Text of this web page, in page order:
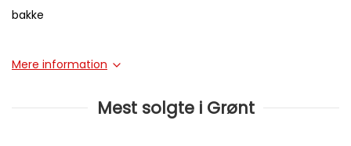
bakke
Mere information
Mest solgte i Grønt